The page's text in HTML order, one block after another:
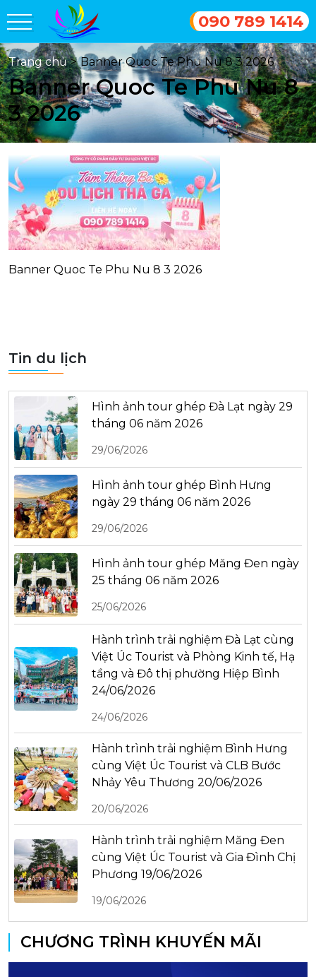
090 789 1414
Trang chủ > Banner Quoc Te Phu Nu 8 3 2026
Banner Quoc Te Phu Nu 8
3 2026
Banner Quoc Te Phu Nu 8 3 2026
Tin du lịch
Hình ảnh tour ghép Đà Lạt ngày 29
tháng 06 năm 2026
29/06/2026
Hình ảnh tour ghép Bình Hưng
ngày 29 tháng 06 năm 2026
29/06/2026
Hình ảnh tour ghép Măng Đen ngày
25 tháng 06 năm 2026
25/06/2026
Hành trình trải nghiệm Đà Lạt cùng
Việt Úc Tourist và Phòng Kinh tế, Hạ
tầng và Đô thị phường Hiệp Bình
24/06/2026
24/06/2026
Hành trình trải nghiệm Bình Hưng
cùng Việt Úc Tourist và CLB Bước
Nhảy Yêu Thương 20/06/2026
20/06/2026
Hành trình trải nghiệm Măng Đen
cùng Việt Úc Tourist và Gia Đình Chị
Phương 19/06/2026
19/06/2026
CHƯƠNG TRÌNH KHUYẾN MÃI